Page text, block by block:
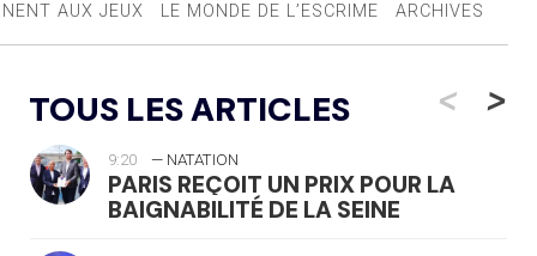
AUX JEUX LE MONDE DE L’ESCRIME ARCHIVES
TOUS LES ARTICLES <
9:20 — NATATION
PARIS REÇOIT UN PRIX POUR LA
BAIGNABILITÉ DE LA SEINE
>